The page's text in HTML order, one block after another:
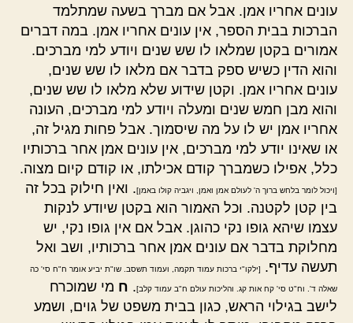
עונים אחריו אמן. אבל אם מברך בשעה שמתלמד
הברכות בבית הספר, אין עונים אחריו אמן. במה דברים
אמורים בקטן שמלאו לו שש שנים ויודע למי מברכים.
והוא הדין כשיש ספק בדבר אם מלאו לו שש שנים,
עונים אחריו אמן. וקטן שידוע שלא מלאו לו שש שנים,
והוא מבן חמש שנים ומעלה ויודע למי מברכים, העונה
אחריו אמן יש לו על מה שיסמוך. אבל פחות מגיל זה,
או שאינו יודע למי מברכים, אין עונים אמן אחר ברכותיו
כלל, אפילו כשמברך קודם אכילתו, או קודם קיום מצוה.
[ויכול לומר בלחש ברוך ה' לעולם אמן ואמן, ויגביה קולו באמן]. ואין חילוק בכל זה
בין קטן לקטנה. וכל האמור הוא בקטן שיודע לנקות
עצמו שיהא גופו נקי כהוגן. אבל אם אין גופו נקי, יש
מחלוקת בדבר אם עונים אמן אחר ברכותיו, ושב ואל
תעשה עדיף.
[ילקו"י ברכות עמוד תקמה, ועמוד תשסב. שו"ת יביע אומר ח"ח סי' כה
שאלה ד'. וח"ט סי' קח אות קג. והליכות עולם ח"ב עמוד קלב]. ח מי שמוכרח
לישב בגילוי הראש, כגון בבית משפט של גוים, ושמע